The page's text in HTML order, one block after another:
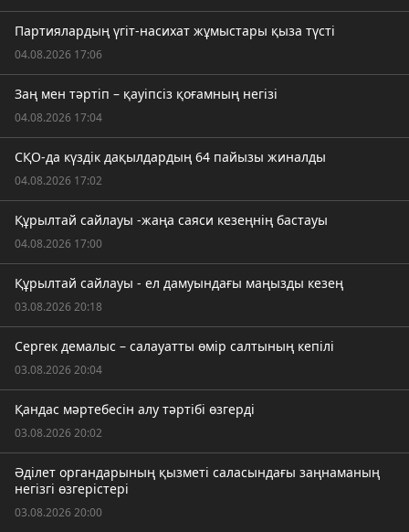
Партиялардың үгіт-насихат жұмыстары қыза түсті
04.08.2026 17:06
Заң мен тәртіп – қауіпсіз қоғамның негізі
04.08.2026 17:04
СҚО-да күздік дақылдардың 64 пайызы жиналды
04.08.2026 17:02
Құрылтай сайлауы -жаңа саяси кезеңнің бастауы
04.08.2026 17:00
Құрылтай сайлауы - ел дамуындағы маңызды кезең
03.08.2026 20:18
Сергек демалыс – салауатты өмір салтының кепілі
03.08.2026 20:04
Қандас мәртебесін алу тәртібі өзгерді
03.08.2026 20:02
Әділет органдарының қызметі саласындағы заңнаманың
негізгі өзгерістері
03.08.2026 20:00